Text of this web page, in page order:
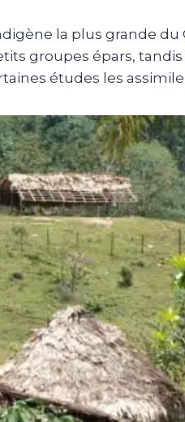
la plus grande du
groupes épars,
études les